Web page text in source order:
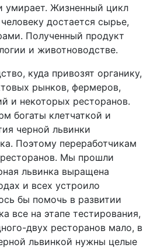
умирает. Жизненный цикл
достается сырье,
Полученный продукт
и животноводстве.
куда привозят органику,
рынков, фермеров,
и некоторых ресторанов.
богаты клетчаткой и
черной львинки
Поэтому переработчикам
Мы прошли
львинка выращена
и всех устроило
бы помочь в развитии
все на этапе тестирования,
двух ресторанов мало, в
львинкой нужны целые